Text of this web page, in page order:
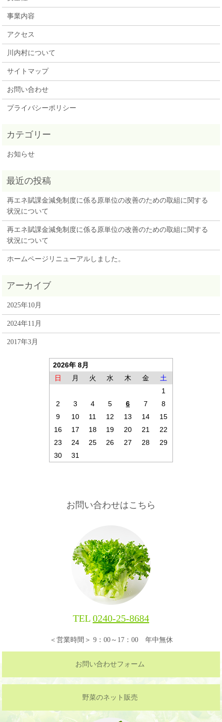
事業内容
アクセス
川内村について
サイトマップ
お問い合わせ
プライバシーポリシー
お知らせ
再エネ賦課金減免制度に係る原単位の改善のための取組に関する
状況について
再エネ賦課金減免制度に係る原単位の改善のための取組に関する
状況について
ホームページリニューアルしました。
2025年10月
2024年11月
2017年3月
2026年 8月
日
月 火 水 木 金
土
1
2
3 4 5 6 7
8
9
10 11 12 13 14
15
16
17 18 19 20 21
22
23
24 25 26 27 28
29
30
31
お問い合わせはこちら
TEL 0240-25-8684
＜営業時間＞ 9：00～17：00 年中無休
お問い合わせフォーム
野菜のネット販売